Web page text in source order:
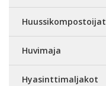
Huussikompostoijat
Huvimaja
Hyasinttimaljakot